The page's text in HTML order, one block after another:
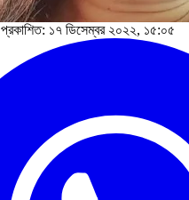
প্রকাশিত: ১৭ ডিসেম্বর ২০২২, ১৫:০৫